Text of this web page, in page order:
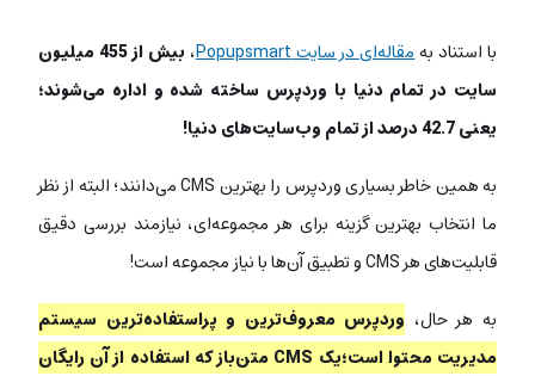
با استناد بهمقاله‌ای در سایت Popupsmart ،
بیش از 455 میلیون
سایت در تمام دنیا با وردپرس ساخته‌ شده و اداره می‌شوند؛
یعنی 42.7 درصد از تمام‌ وب‌سایت‌های دنیا!
به همین خاطر بسیاری وردپرس را بهترین CMS می‌دانند؛ البته از نظر
ما انتخاب بهترین گزینه برای هر مجموعه‌ای، نیازمند بررسی دقیق
قابلیت‌های هر CMS و تطبیق آن‌ها با نیاز مجموعه است!
به هر حال، وردپرس معروف‌ترین و پراستفاده‌ترین سیستم
مدیریت محتوا است؛
یک CMS متن‌باز که استفاده از آن رایگان